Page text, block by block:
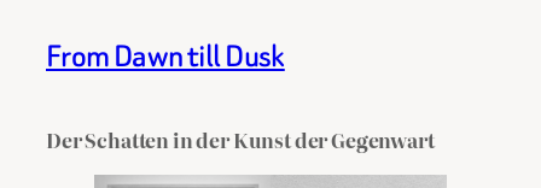
From Dawn till Dusk
Der Schatten in der Kunst der Gegenwart